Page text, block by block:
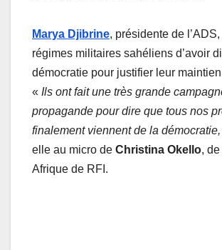
Marya Djibrine, présidente de
régimes militaires sahéliens d’avoir
démocratie pour justifier leur
« Ils ont fait une très grande
propagande pour dire que tous nos
finalement viennent de la démocratie,
elle au micro de Christina Okello,
Afrique de RFI.